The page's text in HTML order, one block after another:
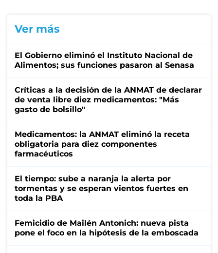
Ver más
El Gobierno eliminó el Instituto Nacional de
Alimentos; sus funciones pasaron al Senasa
Críticas a la decisión de la ANMAT de declarar
de venta libre diez medicamentos: "Más
gasto de bolsillo"
Medicamentos: la ANMAT eliminó la receta
obligatoria para diez componentes
farmacéuticos
El tiempo: sube a naranja la alerta por
tormentas y se esperan vientos fuertes en
toda la PBA
Femicidio de Mailén Antonich: nueva pista
pone el foco en la hipótesis de la emboscada